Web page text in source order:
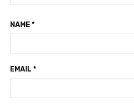
NAME *
EMAIL *